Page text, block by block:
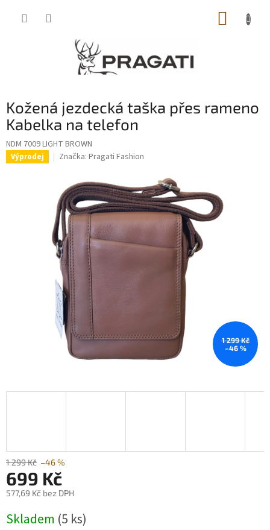
Kožená jezdecká taška přes rameno
Kabelka na telefon
NDM 7009 LIGHT BROWN
Výprodej Značka: Pragati Fashion
1 299 Kč
–46 %
1 299 Kč –46 %
699 Kč
577,69 Kč bez DPH
cena:
Skladem (5 ks)